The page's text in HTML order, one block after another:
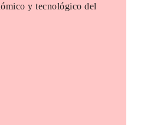
y tecnológico del